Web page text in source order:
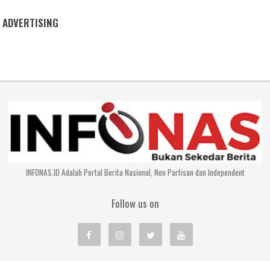
ADVERTISING
INFONAS.ID Adalah Portal Berita Nasional, Non Partisan dan Independent
Follow us on